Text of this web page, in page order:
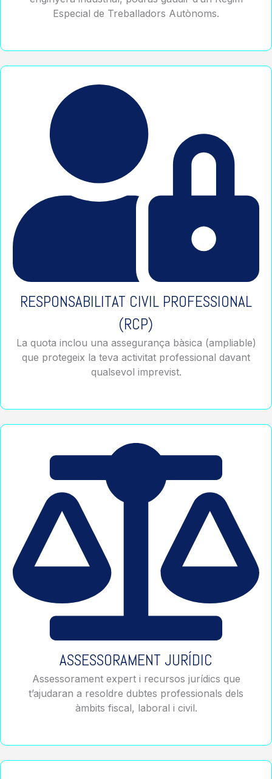
Especial de Treballadors Autònoms.
RESPONSABILITAT CIVIL PROFESSIONAL
(RCP)
La quota inclou una assegurança bàsica (ampliable)
que protegeix la teva activitat professional davant
qualsevol imprevist.
ASSESSORAMENT JURÍDIC
Assessorament expert i recursos jurídics que
t’ajudaran a resoldre dubtes professionals dels
àmbits fiscal, laboral i civil.